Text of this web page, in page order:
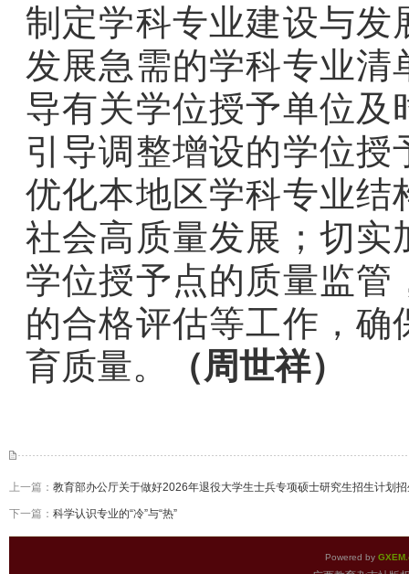
制定学科专业建设与发
发展急需的学科专业清
导有关学位授予单位及
引导调整增设的学位
优化本地区学科专业结
社会高质量发展；切实
学位授予点的质量监管
的合格评估等工作，
育质量。
（周世祥）
上一篇： 教育部办公厅关于做好2026年退役大学生士兵专项硕士研究生招生计划
下一篇： 科学认识专业的“冷”与“热”
Powered by